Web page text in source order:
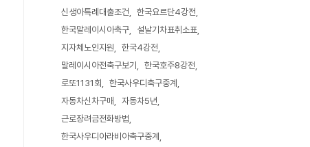
신생아특례대출조건
한국요르단4강전
한국말레이시아축구
설날기차표취소표
지자체노인지원
한국4강전
말레이시아전축구보기
한국호주8강전
로또1131회
한국사우디축구중계
자동차신차구매
자동차5년
근로장려금전화방법
한국사우디아라비아축구중계